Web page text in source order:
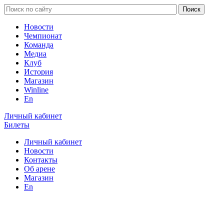
Новости
Чемпионат
Команда
Медиа
Клуб
История
Магазин
Winline
En
Личный кабинет
Билеты
Личный кабинет
Новости
Контакты
Об арене
Магазин
En